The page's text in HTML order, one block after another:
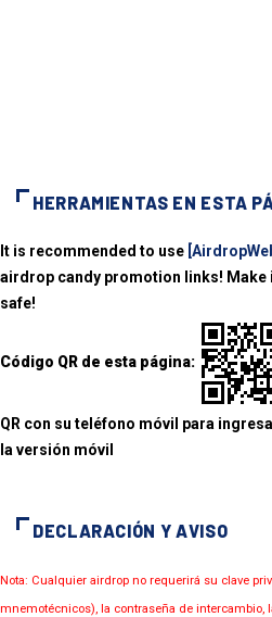
HERRAMIENTAS EN ESTA
It is recommended to use
airdrop candy promotion links! Make
safe!
Código QR de esta página:
QR con su teléfono móvil para
la versión móvil
DECLARACIÓN Y AVISO
Nota: Cualquier airdrop no requerirá su clave
mnemotécnicos), la contraseña de intercambio,